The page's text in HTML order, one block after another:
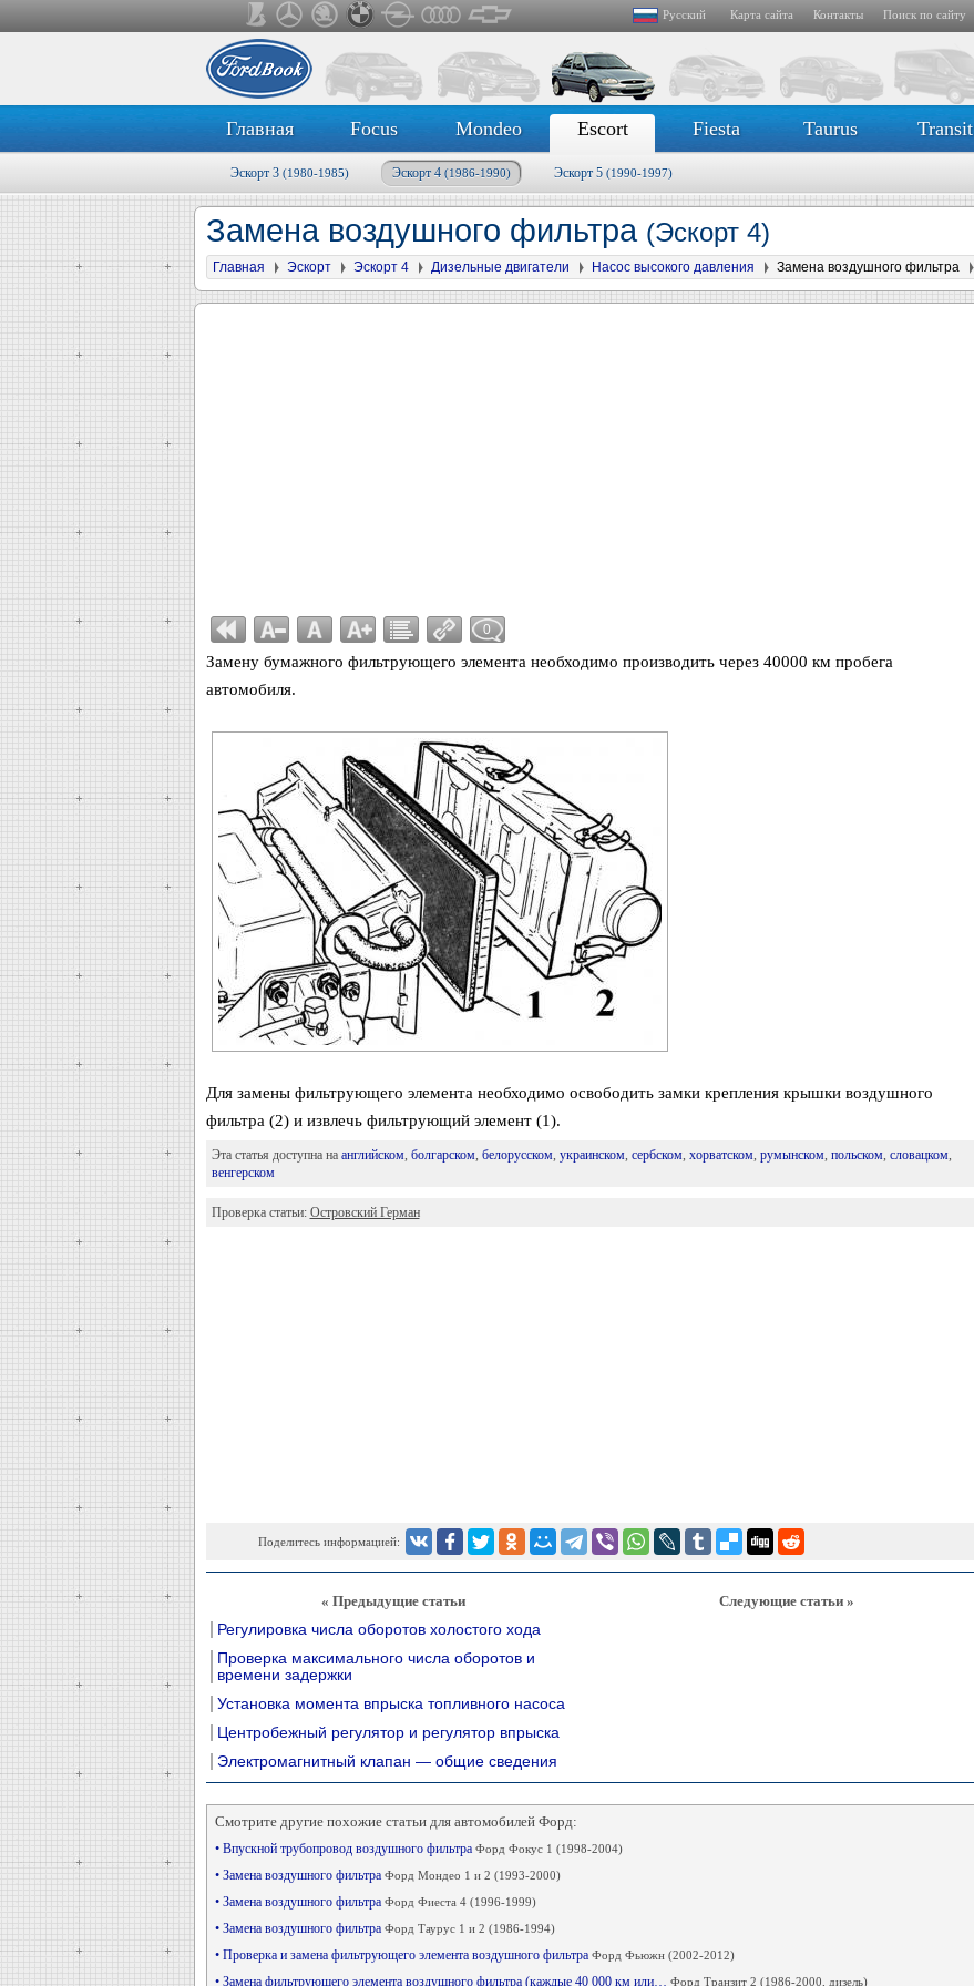
Русский Карта сайта Контакты Поиск по сайту
Главная Focus Mondeo Escort Fiesta Taurus Transit
Эскорт 3 (1980-1985) Эскорт 4 (1986-1990) Эскорт 5 (1990-1997)
Замена воздушного фильтра (Эскорт 4)
Главная Эскорт Эскорт 4 Дизельные двигатели Насос высокого давления Замена воздушного фильтра
0
Замену бумажного фильтрующего элемента необходимо производить через 40000 км пробега
автомобиля.
Для замены фильтрующего элемента необходимо освободить замки крепления крышки воздушного
фильтра (2) и извлечь фильтрующий элемент (1).
Эта статья доступна на английском, болгарском, белорусском, украинском, сербском, хорватском, румынском, польском, словацком,
венгерском
Проверка статьи: Островский Герман
Поделитесь информацией:
« Предыдущие статьи
Регулировка числа оборотов холостого хода
Проверка максимального числа оборотов и
времени задержки
Установка момента впрыска топливного насоса
Центробежный регулятор и регулятор впрыска
Электромагнитный клапан — общие сведения
Следующие статьи »
Смотрите другие похожие статьи для автомобилей Форд:
• Впускной трубопровод воздушного фильтра Форд Фокус 1 (1998-2004)
• Замена воздушного фильтра Форд Мондео 1 и 2 (1993-2000)
• Замена воздушного фильтра Форд Фиеста 4 (1996-1999)
• Замена воздушного фильтра Форд Таурус 1 и 2 (1986-1994)
• Проверка и замена фильтрующего элемента воздушного фильтра Форд Фьюжн (2002-2012)
• Замена фильтрующего элемента воздушного фильтра (каждые 40 000 км или… Форд Транзит 2 (1986-2000, дизель)